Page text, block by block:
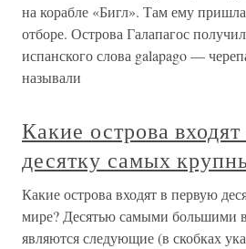
на корабле «Бигл». Там ему
отборе. Острова Галапагос
испанского слова galapago —
называли
Какие острова
десятку самых
Какие острова входят в первую
мире? Десятью самыми большими
являются следующие (в скобках